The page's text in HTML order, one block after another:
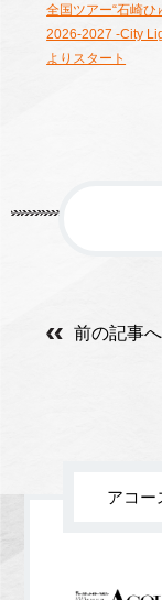
全国ツアー“石崎ひ
2026-2027 -City
よりスタート
前の記事へ
アコー